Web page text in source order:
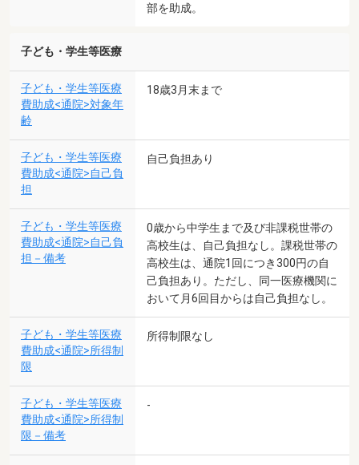
部を助成。
子ども・学生等医療
子ども・学生等医療
費助成<通院>対象年
齢
18歳3月末まで
子ども・学生等医療
費助成<通院>自己負
担
自己負担あり
子ども・学生等医療
費助成<通院>自己負
担－備考
0歳から中学生まで及び非課税世帯の
高校生は、自己負担なし。課税世帯の
高校生は、通院1回につき300円の自
己負担あり。ただし、同一医療機関に
おいて月6回目からは自己負担なし。
子ども・学生等医療
費助成<通院>所得制
限
所得制限なし
子ども・学生等医療
費助成<通院>所得制
限－備考
-